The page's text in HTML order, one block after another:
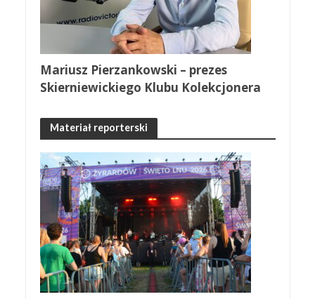
Mariusz Pierzankowski – prezes
Skierniewickiego Klubu Kolekcjonera
Materiał reporterski